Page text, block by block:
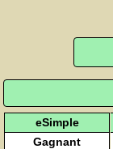
eSimple
Gagnant